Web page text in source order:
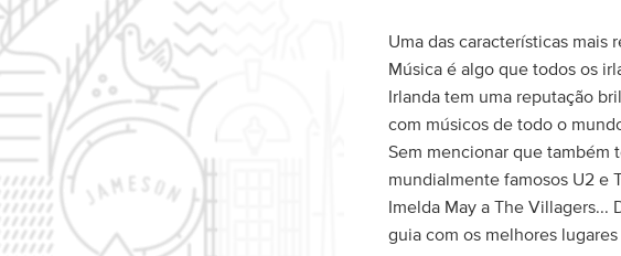
Uma das características mais
Música é algo que todos os
Irlanda tem uma reputação
com músicos de todo o
Sem mencionar que também
mundialmente famosos U2 e
Imelda May a The
guia com os melhores